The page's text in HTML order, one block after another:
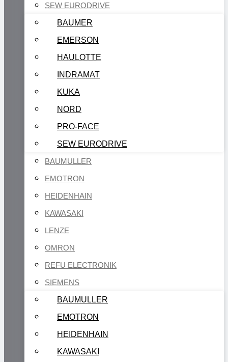
SEW EURODRIVE
BAUMER
EMERSON
HAULOTTE
INDRAMAT
KUKA
NORD
PRO-FACE
SEW EURODRIVE
BAUMULLER
EMOTRON
HEIDENHAIN
KAWASAKI
LENZE
OMRON
REFU ELECTRONIK
SIEMENS
BAUMULLER
EMOTRON
HEIDENHAIN
KAWASAKI